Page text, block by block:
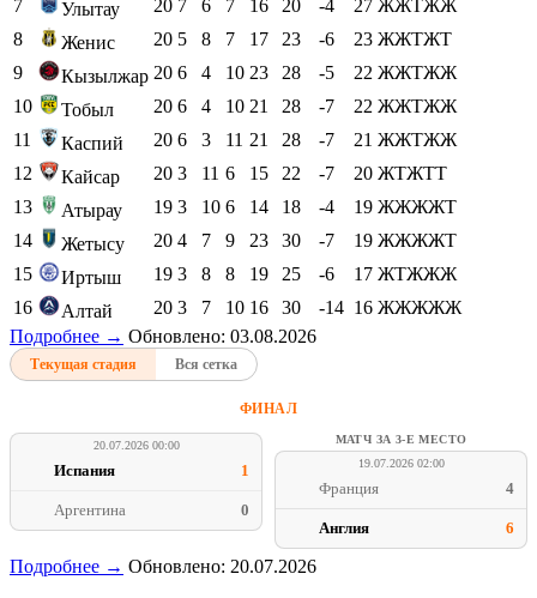
7 Улытау 20 7 6 7 16 20 -4 27 ЖЖТЖЖ
8
Женис 20 5 8 7 17 23 -6 23 ЖЖТЖТ
9
Кызылжар 20 6 4 10 23 28 -5 22 ЖЖТЖЖ
10
Тобыл 20 6 4 10 21 28 -7 22 ЖЖТЖЖ
11
Каспий 20 6 3 11 21 28 -7 21 ЖЖТЖЖ
12
Кайсар 20 3 11 6 15 22 -7 20 ЖТЖТТ
13
Атырау 19 3 10 6 14 18 -4 19 ЖЖЖЖТ
14
Жетысу 20 4 7 9 23 30 -7 19 ЖЖЖЖТ
15
Иртыш 19 3 8 8 19 25 -6 17 ЖТЖЖЖ
16
Алтай 20 3 7 10 16 30 -14 16 ЖЖЖЖЖ
Подробнее → Обновлено: 03.08.2026
Текущая стадия Вся сетка
ФИНАЛ
20.07.2026 00:00
Испания 1
Аргентина 0
МАТЧ ЗА 3-Е МЕСТО
19.07.2026 02:00
Франция 4
Англия 6
Подробнее → Обновлено: 20.07.2026